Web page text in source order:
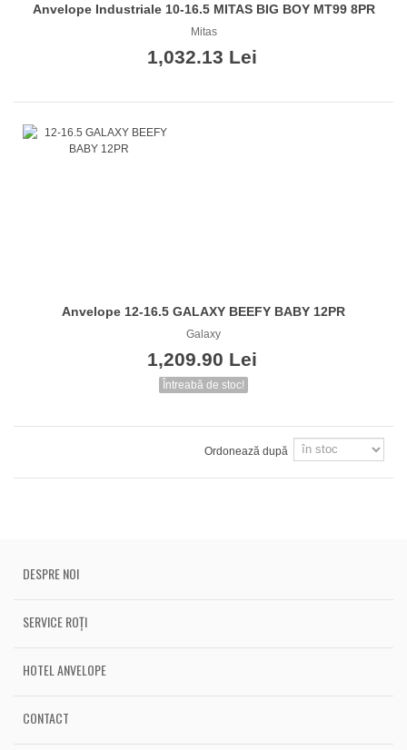
Anvelope Industriale 10-16.5 MITAS BIG BOY MT99 8PR
Mitas
1,032.13 Lei
Anvelope 12-16.5 GALAXY BEEFY BABY 12PR
Galaxy
1,209.90 Lei
Întreabă de stoc!
Ordonează după
DESPRE NOI
SERVICE ROȚI
HOTEL ANVELOPE
CONTACT